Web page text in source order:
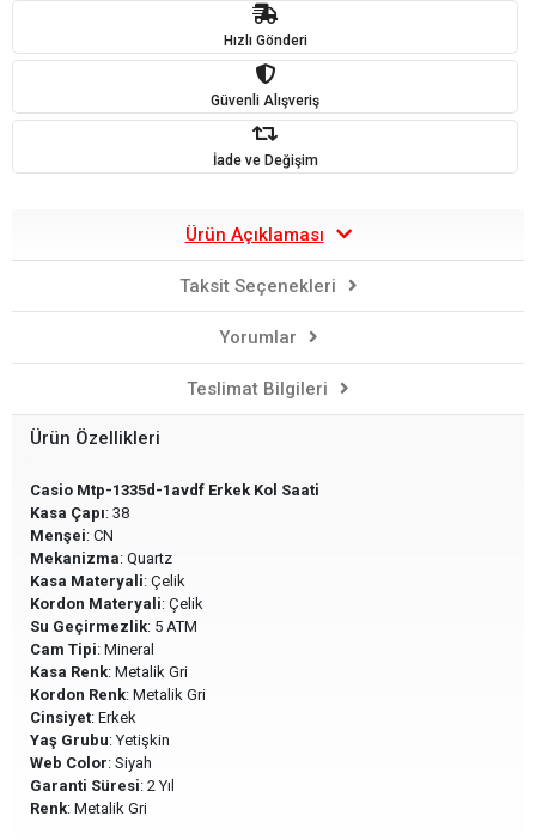
Hızlı Gönderi
Güvenli Alışveriş
İade ve Değişim
Ürün Açıklaması
Taksit Seçenekleri
Yorumlar
Teslimat Bilgileri
Ürün Özellikleri
Casio Mtp-1335d-1avdf Erkek Kol Saati
Kasa Çapı: 38
Menşei: CN
Mekanizma: Quartz
Kasa Materyali: Çelik
Kordon Materyali: Çelik
Su Geçirmezlik: 5 ATM
Cam Tipi: Mineral
Kasa Renk: Metalik Gri
Kordon Renk: Metalik Gri
Cinsiyet: Erkek
Yaş Grubu: Yetişkin
Web Color: Siyah
Garanti Süresi: 2 Yıl
Renk: Metalik Gri